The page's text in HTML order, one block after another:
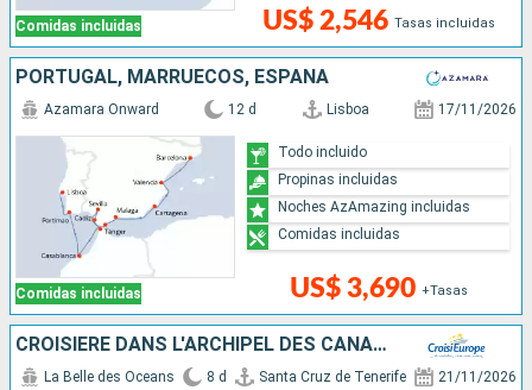
Comidas incluidas US$ 2,546 Tasas incluidas
PORTUGAL, MARRUECOS, ESPAÑA
Comidas incluidas
Azamara Onward 12 d Lisboa 17/11/2026
US$ 3,690 +Tasas
Todo incluido
Propinas incluidas
Noches AzAmazing incluidas
Comidas incluidas
CROISIÈRE DANS L'ARCHIPEL DES CANARIES, LA DOUCEUR D'UN ÉTERNEL PRINTEMPS
La Belle des Oceans 8 d Santa Cruz de Tenerife 21/11/2026